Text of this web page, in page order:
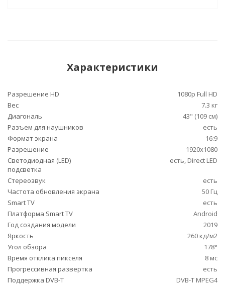
Характеристики
Разрешение HD
1080p Full HD
Вес
7.3 кг
Диагональ
43" (109 см)
Разъем для наушников
есть
Формат экрана
16:9
Разрешение
1920x1080
Светодиодная (LED)
подсветка
есть, Direct LED
Стереозвук
есть
Частота обновления экрана
50 Гц
Smart TV
есть
Платформа Smart TV
Android
Год создания модели
2019
Яркость
260 кд/м2
Угол обзора
178°
Время отклика пикселя
8 мс
Прогрессивная развертка
есть
Поддержка DVB-T
DVB-T MPEG4